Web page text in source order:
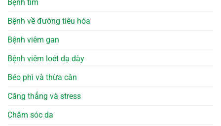
Bệnh tim
Bệnh về đường tiêu hóa
Bệnh viêm gan
Bệnh viêm loét dạ dày
Béo phì và thừa cân
Căng thẳng và stress
Chăm sóc da